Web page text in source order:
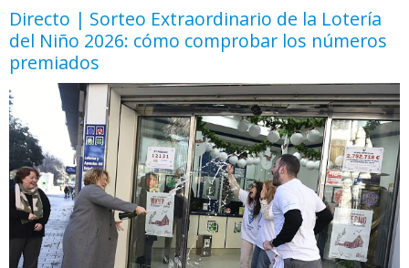
Directo | Sorteo Extraordinario de la Lotería
del Niño 2026: cómo comprobar los números
premiados